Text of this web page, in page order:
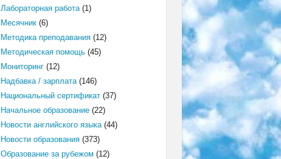
Лабораторная работа(1)
Месячник(6)
Методика преподавания(12)
Методическая помощь(45)
Мониторинг(12)
Надбавка / зарплата(146)
Национальный сертификат(37)
Начальное образование(22)
Новости английского языка(44)
Новости образования(373)
Образование за рубежом (12)